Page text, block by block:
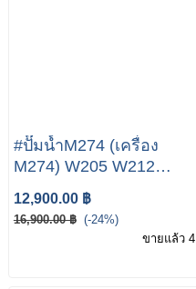
#ปั๊มน้ำM274 (เครื่อง
M274) W205 W212
W213 W207 R172 เบอร์
A274 200 08 00 (MADE
IN GERMANY)
12,900.00 ฿
16,900.00 ฿ (-24%)
ขายแล้ว 4